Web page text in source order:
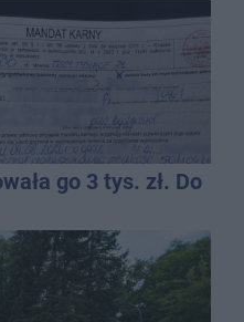
go 3 tys. zł. Do